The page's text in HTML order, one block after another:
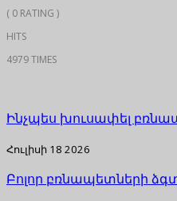
( 0 RATING )
HITS
4979 TIMES
Ինչպես խուսափել
Հուլիսի 18 2026
Բոլոր բռնապետների